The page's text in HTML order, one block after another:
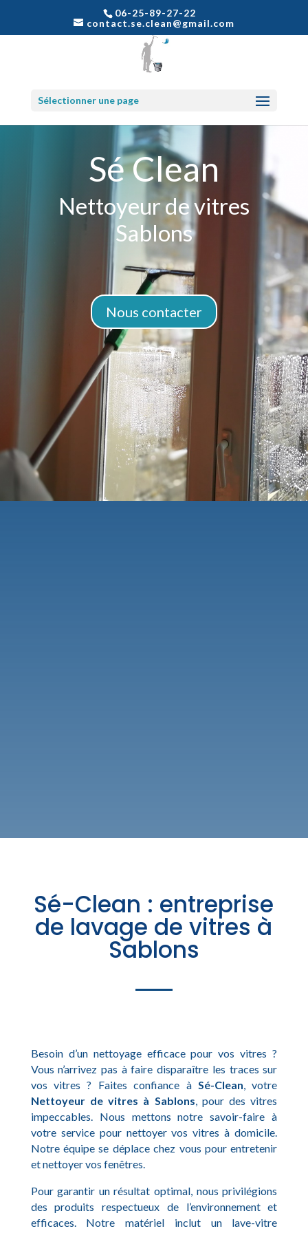
06-25-89-27-22
contact.se.clean@gmail.com
Sélectionner une page
Sé Clean
Nettoyeur de vitres
Sablons
Nous contacter
Sé-Clean : entreprise
de lavage de vitres à
Sablons
Besoin d’un nettoyage efficace pour vos vitres ?
Vous n’arrivez pas à faire disparaître les traces sur
vos vitres ? Faites confiance à Sé-Clean, votre
Nettoyeur de vitres à Sablons, pour des vitres
impeccables. Nous mettons notre savoir-faire à
votre service pour nettoyer vos vitres à domicile.
Notre équipe se déplace chez vous pour entretenir
et nettoyer vos fenêtres.
Pour garantir un résultat optimal, nous privilégions
des produits respectueux de l’environnement et
efficaces. Notre matériel inclut un lave-vitre